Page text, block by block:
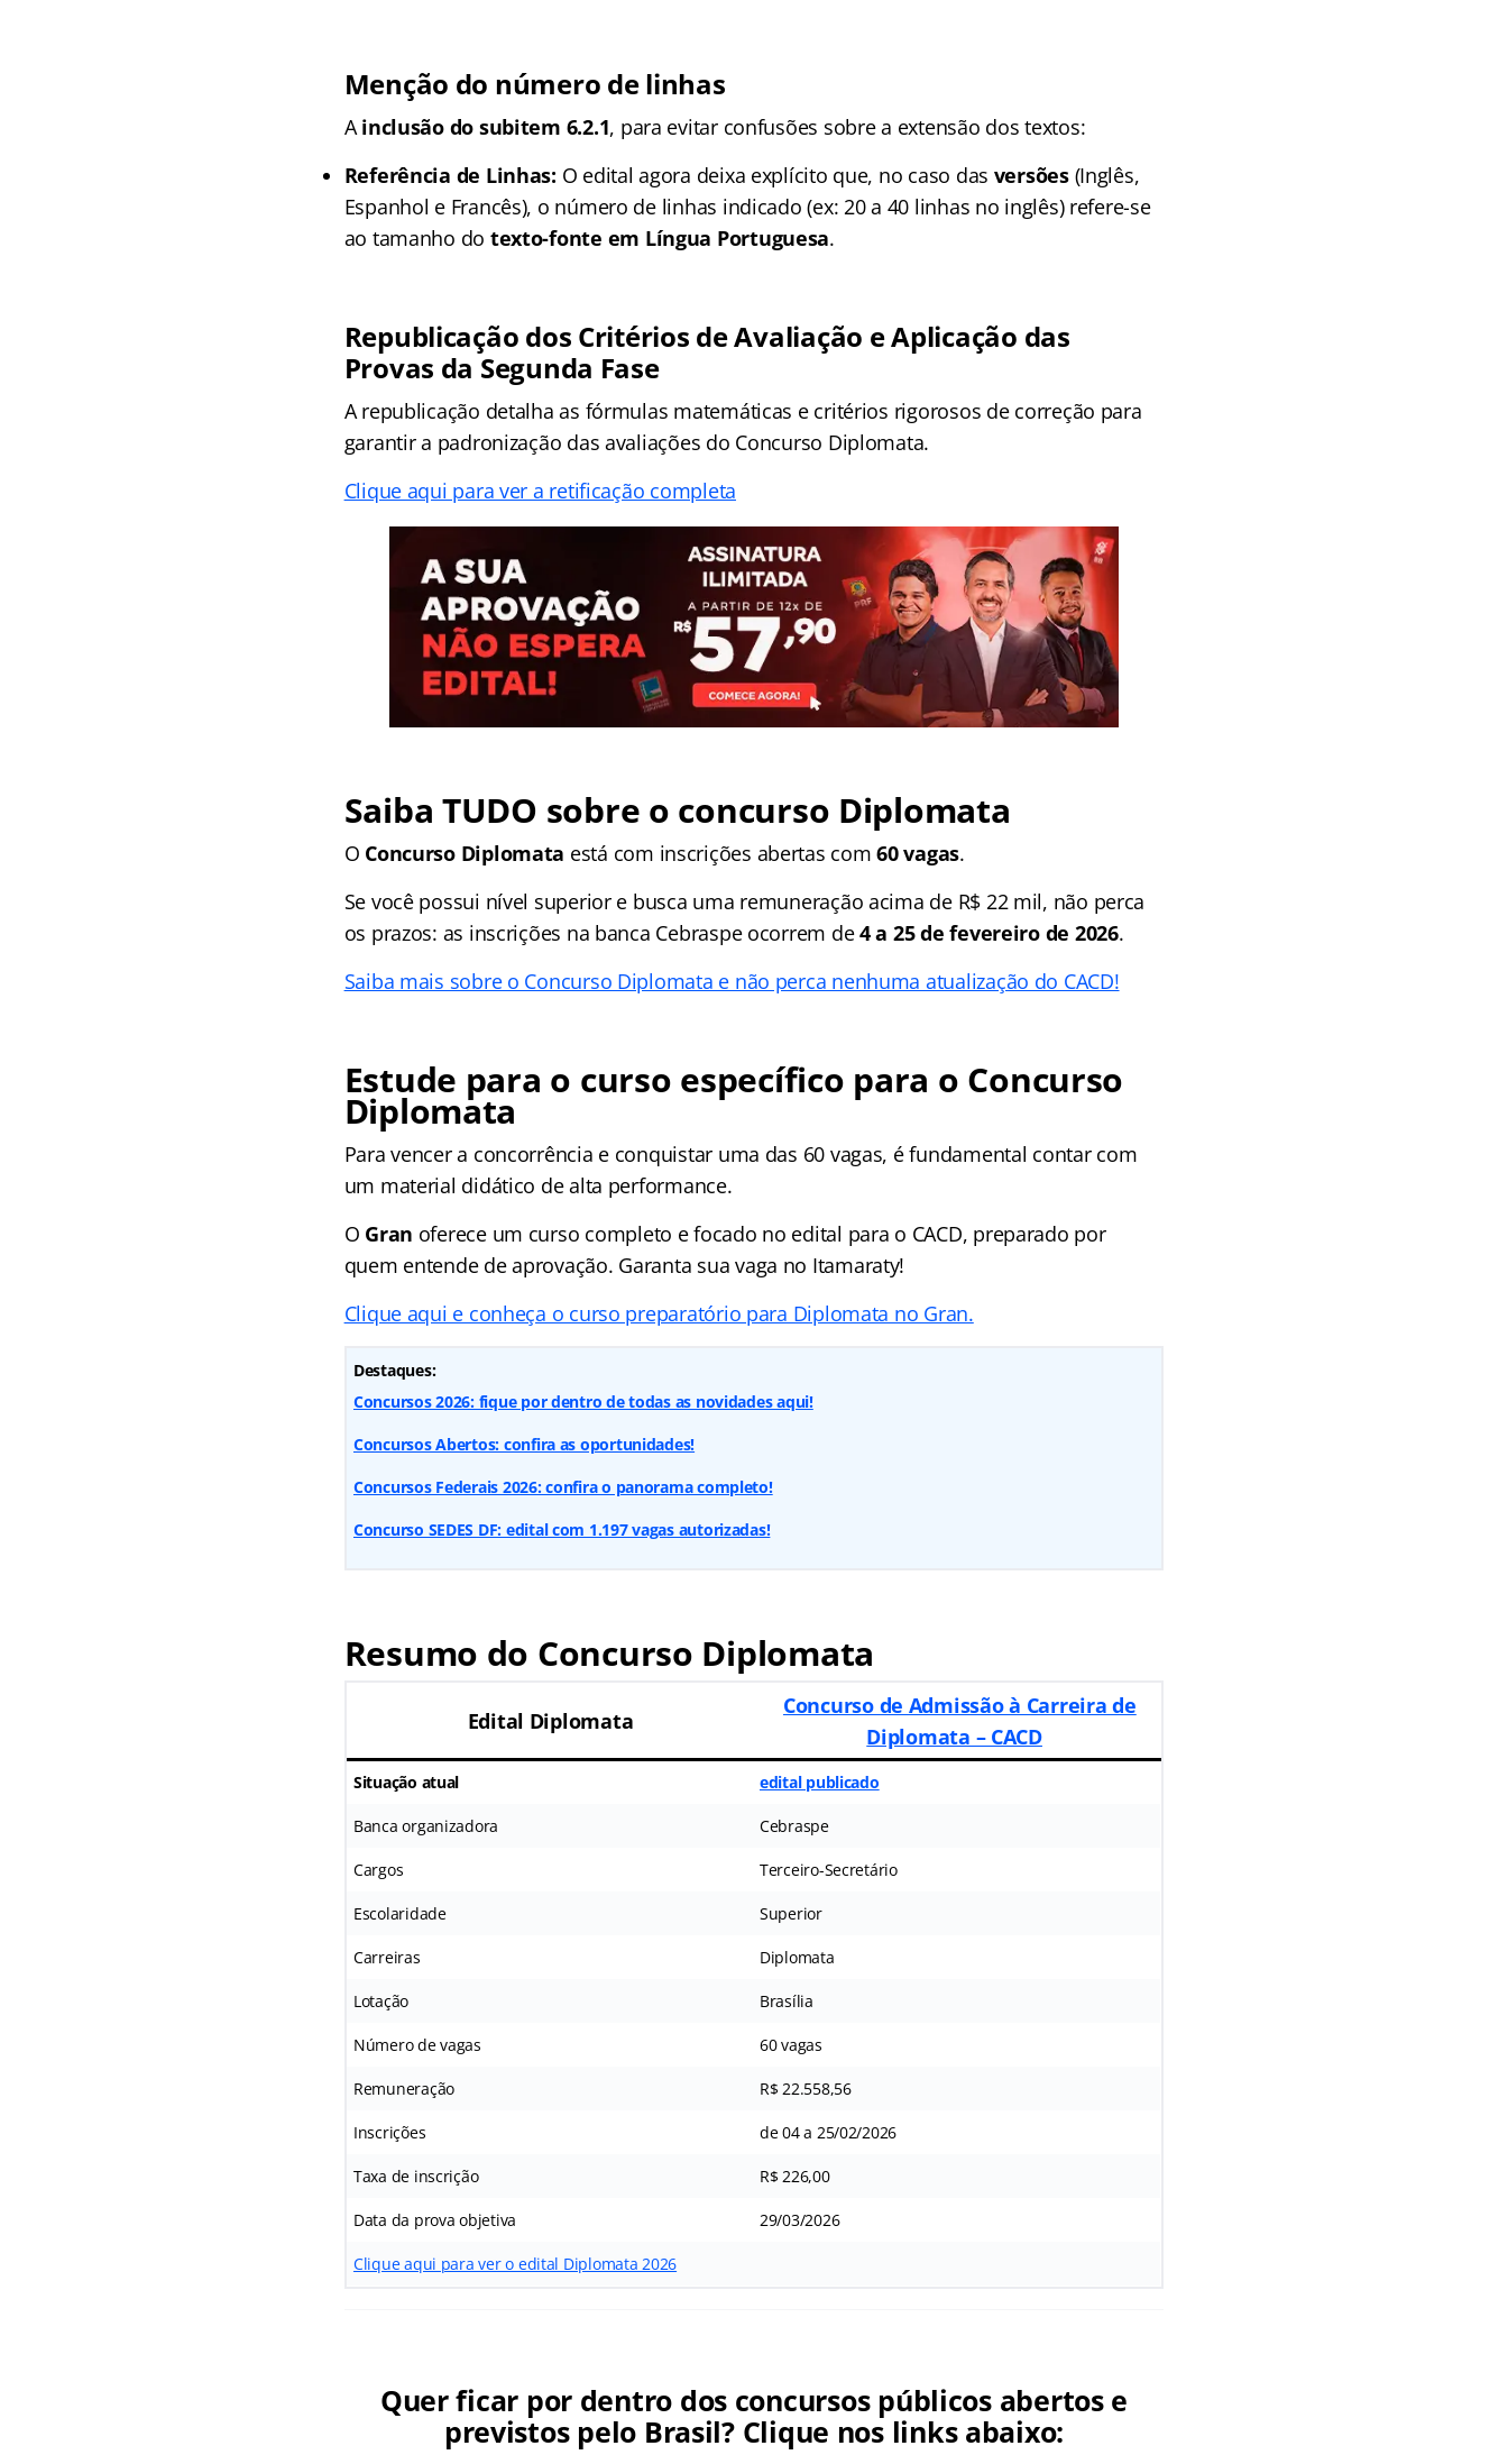
Menção do número de linhas
Ainclusão do subitem 6.2.1, para evitar confusões sobre a extensão dos textos:
Referência de Linhas: O edital agora deixa explícito que, no caso das versões(Inglês,
Espanhol e Francês), o número de linhas indicado (ex: 20 a 40 linhas no inglês) refere-se
ao tamanho do texto-fonte em Língua Portuguesa.
Republicação dos Critérios de Avaliação e Aplicação das
Provas da Segunda Fase
A republicação detalha as fórmulas matemáticas e critérios rigorosos de correção para
garantir a padronização das avaliações do Concurso Diplomata.
Clique aqui para ver a retificação completa
Saiba TUDO sobre o concurso Diplomata
O Concurso Diplomata está com inscrições abertas com60 vagas.
Se você possui nível superior e busca uma remuneração acima de R$ 22 mil, não perca
os prazos: as inscrições na banca Cebraspe ocorrem de4 a 25 de fevereiro de 2026.
Saiba mais sobre o Concurso Diplomata e não perca nenhuma atualização do CACD!
Estude para o curso específico para o Concurso
Diplomata
Para vencer a concorrência e conquistar uma das 60 vagas, é fundamental contar com
um material didático de alta performance.
O Gran oferece um curso completo e focado no edital para o CACD, preparado por
quem entende de aprovação. Garanta sua vaga no Itamaraty!
Clique aqui e conheça o curso preparatório para Diplomata no Gran.
Destaques:
Concursos 2026: fique por dentro de todas as novidades aqui!
Concursos Abertos: confira as oportunidades!
Concursos Federais 2026: confira o panorama completo!
Concurso SEDES DF: edital com 1.197 vagas autorizadas!
Resumo do Concurso Diplomata
Edital Diplomata
Concurso de Admissão à Carreira de
Diplomata – CACD
Situação atual edital publicado
Banca organizadora Cebraspe
Cargos Terceiro-Secretário
Escolaridade Superior
Carreiras Diplomata
Lotação Brasília
Número de vagas 60 vagas
Remuneração R$ 22.558,56
Inscrições de 04 a 25/02/2026
Taxa de inscrição R$ 226,00
Data da prova objetiva 29/03/2026
Clique aqui para ver o edital Diplomata 2026
Quer ficar por dentro dos concursos públicos abertos e
previstos pelo Brasil? Clique nos links abaixo: